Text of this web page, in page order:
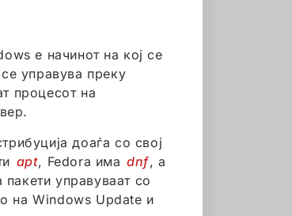
е начинот на кој се
управува преку
процесот на
доаѓа со свој
apt, Fedora има dnf, а
управуваат со
на Windows Update и